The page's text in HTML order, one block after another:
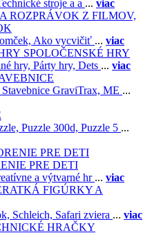
stroje a a ... viac
Z FILMOV,
Ako vycvičiť ... viac
SPOLOČENSKÉ HRY
hry, Párty hry, Dets ... viac
Stavebnice GraviTrax, ME ...
Puzzle 300d, Puzzle 5 ...
PRE DETI
a výtvarné hr ... viac
FIGÚRKY A
Schleich, Safari zviera ... viac